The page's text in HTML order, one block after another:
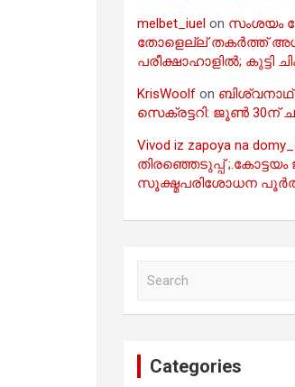
melbet_iuel on സംശയം
തോളെല്ല് തകർത്ത്
പരീക്ഷാഹാളിൽ; കുട്ടി
KrisWoolf on
സെക്രട്ടറി: ജൂൺ 30ന്
Vivod iz zapoya na
തിരഞ്ഞെടുപ്പ്
സൂക്ഷ്മപരിശോധന
Categories